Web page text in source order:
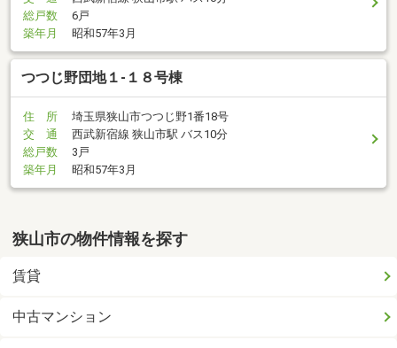
総戸数
6戸
築年月
昭和57年3月
つつじ野団地１-１８号棟
住 所
埼玉県狭山市つつじ野1番18号
交 通
西武新宿線 狭山市駅 バス10分
総戸数
3戸
築年月
昭和57年3月
狭山市の物件情報を探す
賃貸
中古マンション